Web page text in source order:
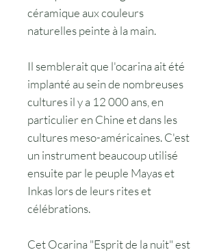
céramique aux couleurs
naturelles peinte à la main.
Il semblerait que l'ocarina ait été
implanté au sein de nombreuses
cultures il y a 12 000 ans, en
particulier en Chine et dans les
cultures meso-américaines. C'est
un instrument beaucoup utilisé
ensuite par le peuple Mayas et
Inkas lors de leurs rites et
célébrations.
Cet Ocarina "Esprit de la nuit" est